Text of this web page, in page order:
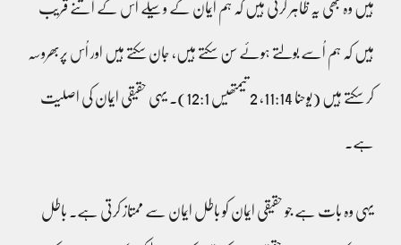
ہیں وہ بھی یہ ظاہر کرتی ہیں کہ ہم ایمان کے وسیلے اُس کے اتنے قریب
ہیں کہ ہم اُسے بولتے ہوئے سن سکتے ہیں، جان سکتے ہیں اور اُس پربھروسہ
کر سکتے ہیں (یوحنا 11:14، 2 تیمتھیس 12:1)۔ یہی حقیقی ایمان کی اصلیت
ہے۔
یہی وہ بات ہے جو حقیقی ایمان کو باطل ایمان سے ممتاز کرتی ہے۔ باطل